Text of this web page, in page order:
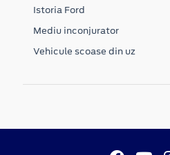
Istoria Ford
Mediu inconjurator
Vehicule scoase din uz